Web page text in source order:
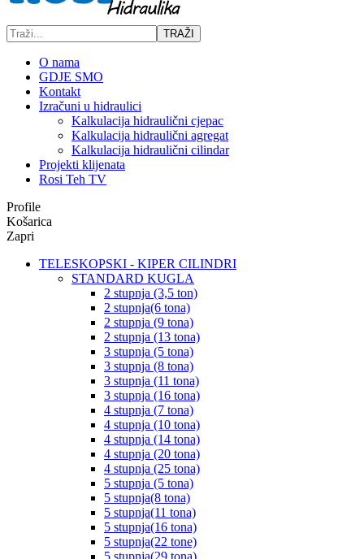
TRAŽI
O nama
GDJE SMO
Kontakt
Izračuni u hidraulici
Kalkulacija hidraulični cjepac
Kalkulacija hidraulični agregat
Kalkulacija hidraulični cilindar
Projekti klijenata
Rosi Teh TV
Profile
Košarica
Zapri
TELESKOPSKI - KIPER CILINDRI
STANDARD KUGLA
2 stupnja (3,5 ton)
2 stupnja(6 tona)
2 stupnja (9 tona)
2 stupnja (13 tona)
3 stupnja (5 tona)
3 stupnja (8 tona)
3 stupnja (11 tona)
3 stupnja (16 tona)
4 stupnja (7 tona)
4 stupnja (10 tona)
4 stupnja (14 tona)
4 stupnja (20 tona)
4 stupnja (25 tona)
5 stupnja (5 tona)
5 stupnja(8 tona)
5 stupnja(11 tona)
5 stupnja(16 tona)
5 stupnja(22 tone)
5 stupnja(29 tona)